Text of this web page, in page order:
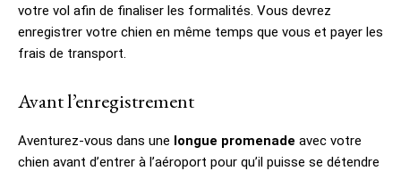
votre vol afin de finaliser les formalités. Vous devrez
enregistrer votre chien en même temps que vous et payer les
frais de transport.
Avant l’enregistrement
Aventurez-vous dans une longue promenade avec votre
chien avant d’entrer à l’aéroport pour qu’il puisse se détendre